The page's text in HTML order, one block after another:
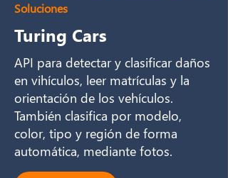
Soluciones
Turing Cars
API para detectar y clasificar daños
en vihículos, leer matrículas y la
orientación de los vehículos.
También clasifica por modelo,
color, tipo y región de forma
automática, mediante fotos.